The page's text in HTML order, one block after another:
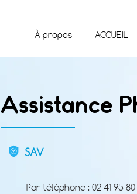
À propos ACCUEIL
Assistance
SAV
Par téléphone : 02 41 95 80